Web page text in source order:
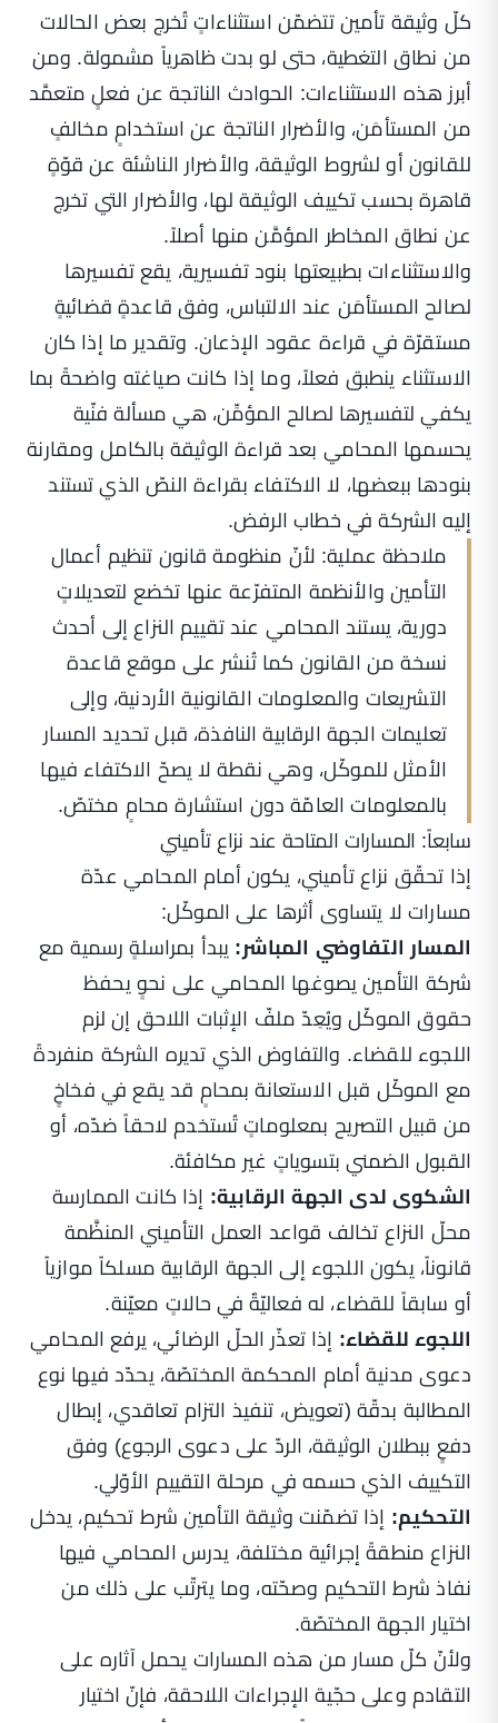
كلّ وثيقة تأمين تتضمّن استثناءاتٍ تُخرج بعض الحالات
من نطاق التغطية، حتى لو بدت ظاهرياً مشمولة. ومن
أبرز هذه الاستثناءات: الحوادث الناتجة عن فعلٍ متعمَّد
من المستأمَن، والأضرار الناتجة عن استخدامٍ مخالفٍ
للقانون أو لشروط الوثيقة، والأضرار الناشئة عن قوّةٍ
قاهرة بحسب تكييف الوثيقة لها، والأضرار التي تخرج
عن نطاق المخاطر المؤمَّن منها أصلاً.
والاستثناءات بطبيعتها بنود تفسيرية، يقع تفسيرها
لصالح المستأمَن عند الالتباس، وفق قاعدةٍ قضائيةٍ
مستقرّة في قراءة عقود الإذعان. وتقدير ما إذا كان
الاستثناء ينطبق فعلاً، وما إذا كانت صياغته واضحةً بما
يكفي لتفسيرها لصالح المؤمِّن، هي مسألة فنّية
يحسمها المحامي بعد قراءة الوثيقة بالكامل ومقارنة
بنودها ببعضها، لا الاكتفاء بقراءة النصّ الذي تستند
إليه الشركة في خطاب الرفض.
ملاحظة عملية: لأنّ منظومة قانون تنظيم أعمال
التأمين والأنظمة المتفرّعة عنها تخضع لتعديلاتٍ
دورية، يستند المحامي عند تقييم النزاع إلى أحدث
نسخة من القانون كما تُنشر على موقع قاعدة
التشريعات والمعلومات القانونية الأردنية، وإلى
تعليمات الجهة الرقابية النافذة، قبل تحديد المسار
الأمثل للموكّل، وهي نقطة لا يصحّ الاكتفاء فيها
بالمعلومات العامّة دون استشارة محامٍ مختصّ.
سابعاً: المسارات المتاحة عند نزاع تأميني
إذا تحقّق نزاع تأميني، يكون أمام المحامي عدّة
مسارات لا يتساوى أثرها على الموكّل:
المسار التفاوضي المباشر: يبدأ بمراسلةٍ رسمية مع
شركة التأمين يصوغها المحامي على نحوٍ يحفظ
حقوق الموكّل ويُعِدّ ملفّ الإثبات اللاحق إن لزم
اللجوء للقضاء. والتفاوض الذي تديره الشركة منفردةً
مع الموكّل قبل الاستعانة بمحامٍ قد يقع في فخاخٍ
من قبيل التصريح بمعلوماتٍ تُستخدم لاحقاً ضدّه، أو
القبول الضمني بتسوياتٍ غير مكافئة.
الشكوى لدى الجهة الرقابية: إذا كانت الممارسة
محلّ النزاع تخالف قواعد العمل التأميني المنظَّمة
قانوناً، يكون اللجوء إلى الجهة الرقابية مسلكاً موازياً
أو سابقاً للقضاء، له فعاليّةٌ في حالاتٍ معيّنة.
اللجوء للقضاء: إذا تعذّر الحلّ الرضائي، يرفع المحامي
دعوى مدنية أمام المحكمة المختصّة، يحدّد فيها نوع
المطالبة بدقّة (تعويض، تنفيذ التزام تعاقدي، إبطال
دفعٍ ببطلان الوثيقة، الردّ على دعوى الرجوع) وفق
التكييف الذي حسمه في مرحلة التقييم الأوّلي.
التحكيم: إذا تضمّنت وثيقة التأمين شرط تحكيم، يدخل
النزاع منطقةً إجرائية مختلفة، يدرس المحامي فيها
نفاذ شرط التحكيم وصحّته، وما يترتّب على ذلك من
اختيار الجهة المختصّة.
ولأنّ كلّ مسار من هذه المسارات يحمل آثاره على
التقادم وعلى حجّية الإجراءات اللاحقة، فإنّ اختيار